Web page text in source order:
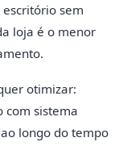
sem
loja é o menor
otimizar:
com sistema
longo do tempo